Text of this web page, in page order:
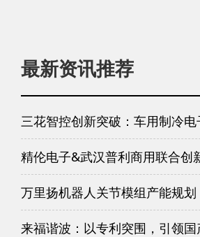
最新资讯推荐
三花智控创新突破：车用制冷
精伦电子&武汉普利商用联合创
万里扬机器人关节模组产能规
来福谐波：以专利突围，引领